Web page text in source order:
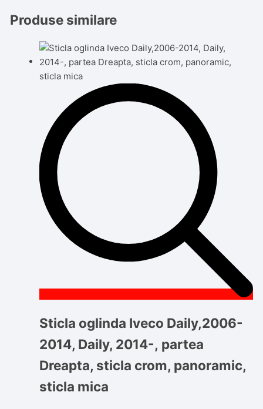
Produse similare
Sticla oglinda Iveco Daily,2006-
2014, Daily, 2014-, partea
Dreapta, sticla crom, panoramic,
sticla mica